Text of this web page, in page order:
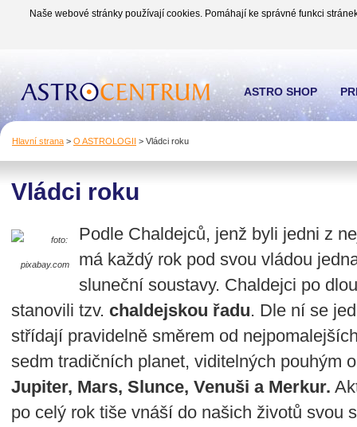
Naše webové stránky používají cookies. Pomáhají ke správné funkci
Hlavní strana > O ASTROLOGII > Vládci roku
Vládci roku
foto:
pixabay.com
Podle Chaldejců, jenž byli jedni z
má každý rok pod svou vládou
sluneční soustavy. Chaldejci po
stanovili tzv. chaldejskou řadu. Dle ní se
střídají pravidelně směrem od
sedm tradičních planet, viditelných pouhým
Jupiter, Mars, Slunce, Venuši a Merkur.
po celý rok tiše vnáší do našich životů svou
ASTRO SHOP